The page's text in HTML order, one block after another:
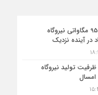
بهره‌برداری ظرفیت 95 مگاواتی نیروگاه
آینده نزدیک
ظرفیت تولید نیروگاه
امسال